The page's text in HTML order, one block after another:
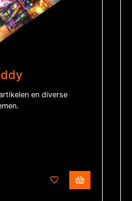
en diverse